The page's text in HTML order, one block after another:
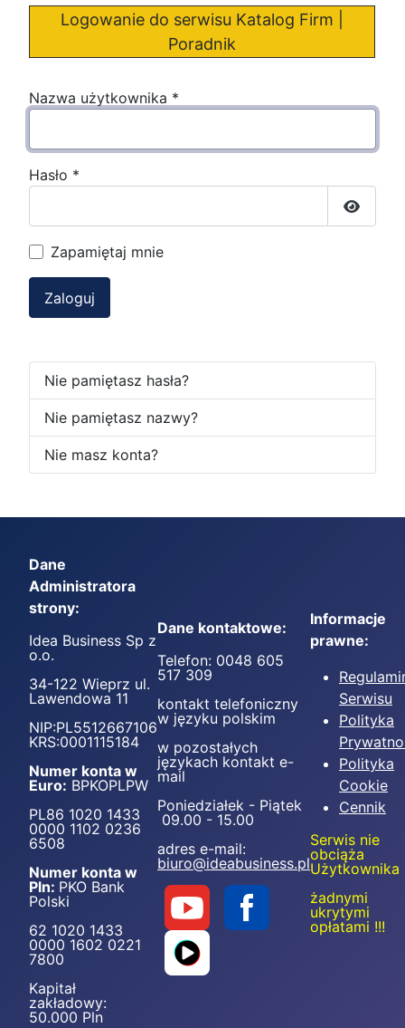
Logowanie do serwisu Katalog Firm |
Poradnik
Nazwa użytkownika *
Hasło *
Pokaż
Zapamiętaj mnie
Zaloguj
Nie pamiętasz hasła?
Nie pamiętasz nazwy?
Nie masz konta?
Dane
Administratora
strony:
Idea Business Sp z
o.o.
34-122 Wieprz ul.
Lawendowa 11
NIP:PL5512667106
KRS:0001115184
Numer konta w
Euro: BPKOPLPW
PL86 1020 1433
0000 1102 0236
6508
Numer konta w
Pln: PKO Bank
Polski
62 1020 1433
0000 1602 0221
7800
Kapitał
zakładowy:
50.000 Pln
Dane kontaktowe:
Telefon: 0048 605
517 309
kontakt telefoniczny
w języku polskim
w pozostałych
językach kontakt e-
mail
Poniedziałek - Piątek
09.00 - 15.00
adres e-mail:
biuro@ideabusiness.pl
Informacje
prawne:
Serwisu
Polityka
Polityka
Cookie
Cennik
Serwis nie
obciąża
Użytkownika
żadnymi
ukrytymi
opłatami !!!